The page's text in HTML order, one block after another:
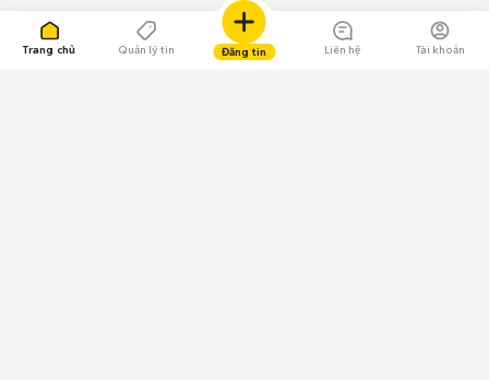
Trang chủ Quản lý tin Đăng tin Liên hệ Tài khoản